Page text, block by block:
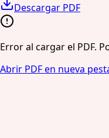
Descargar PDF
Error al cargar el PDF.
Abrir PDF en nueva